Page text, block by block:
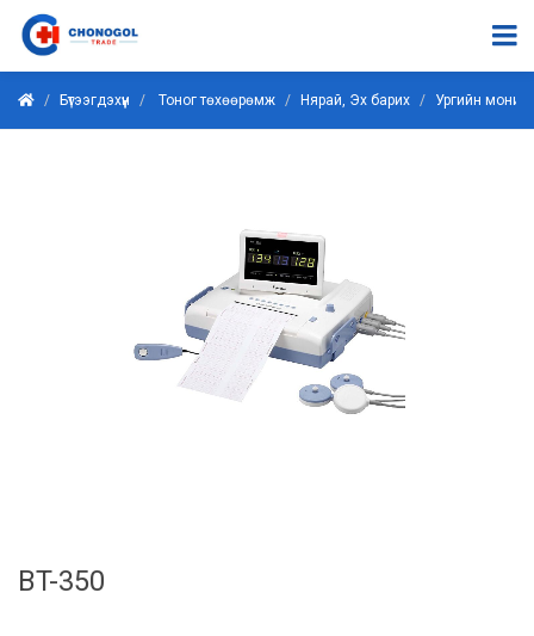
Бүтээгдэхүүн Тоног төхөөрөмж Нярай, Эх барих Ургийн
BT-350